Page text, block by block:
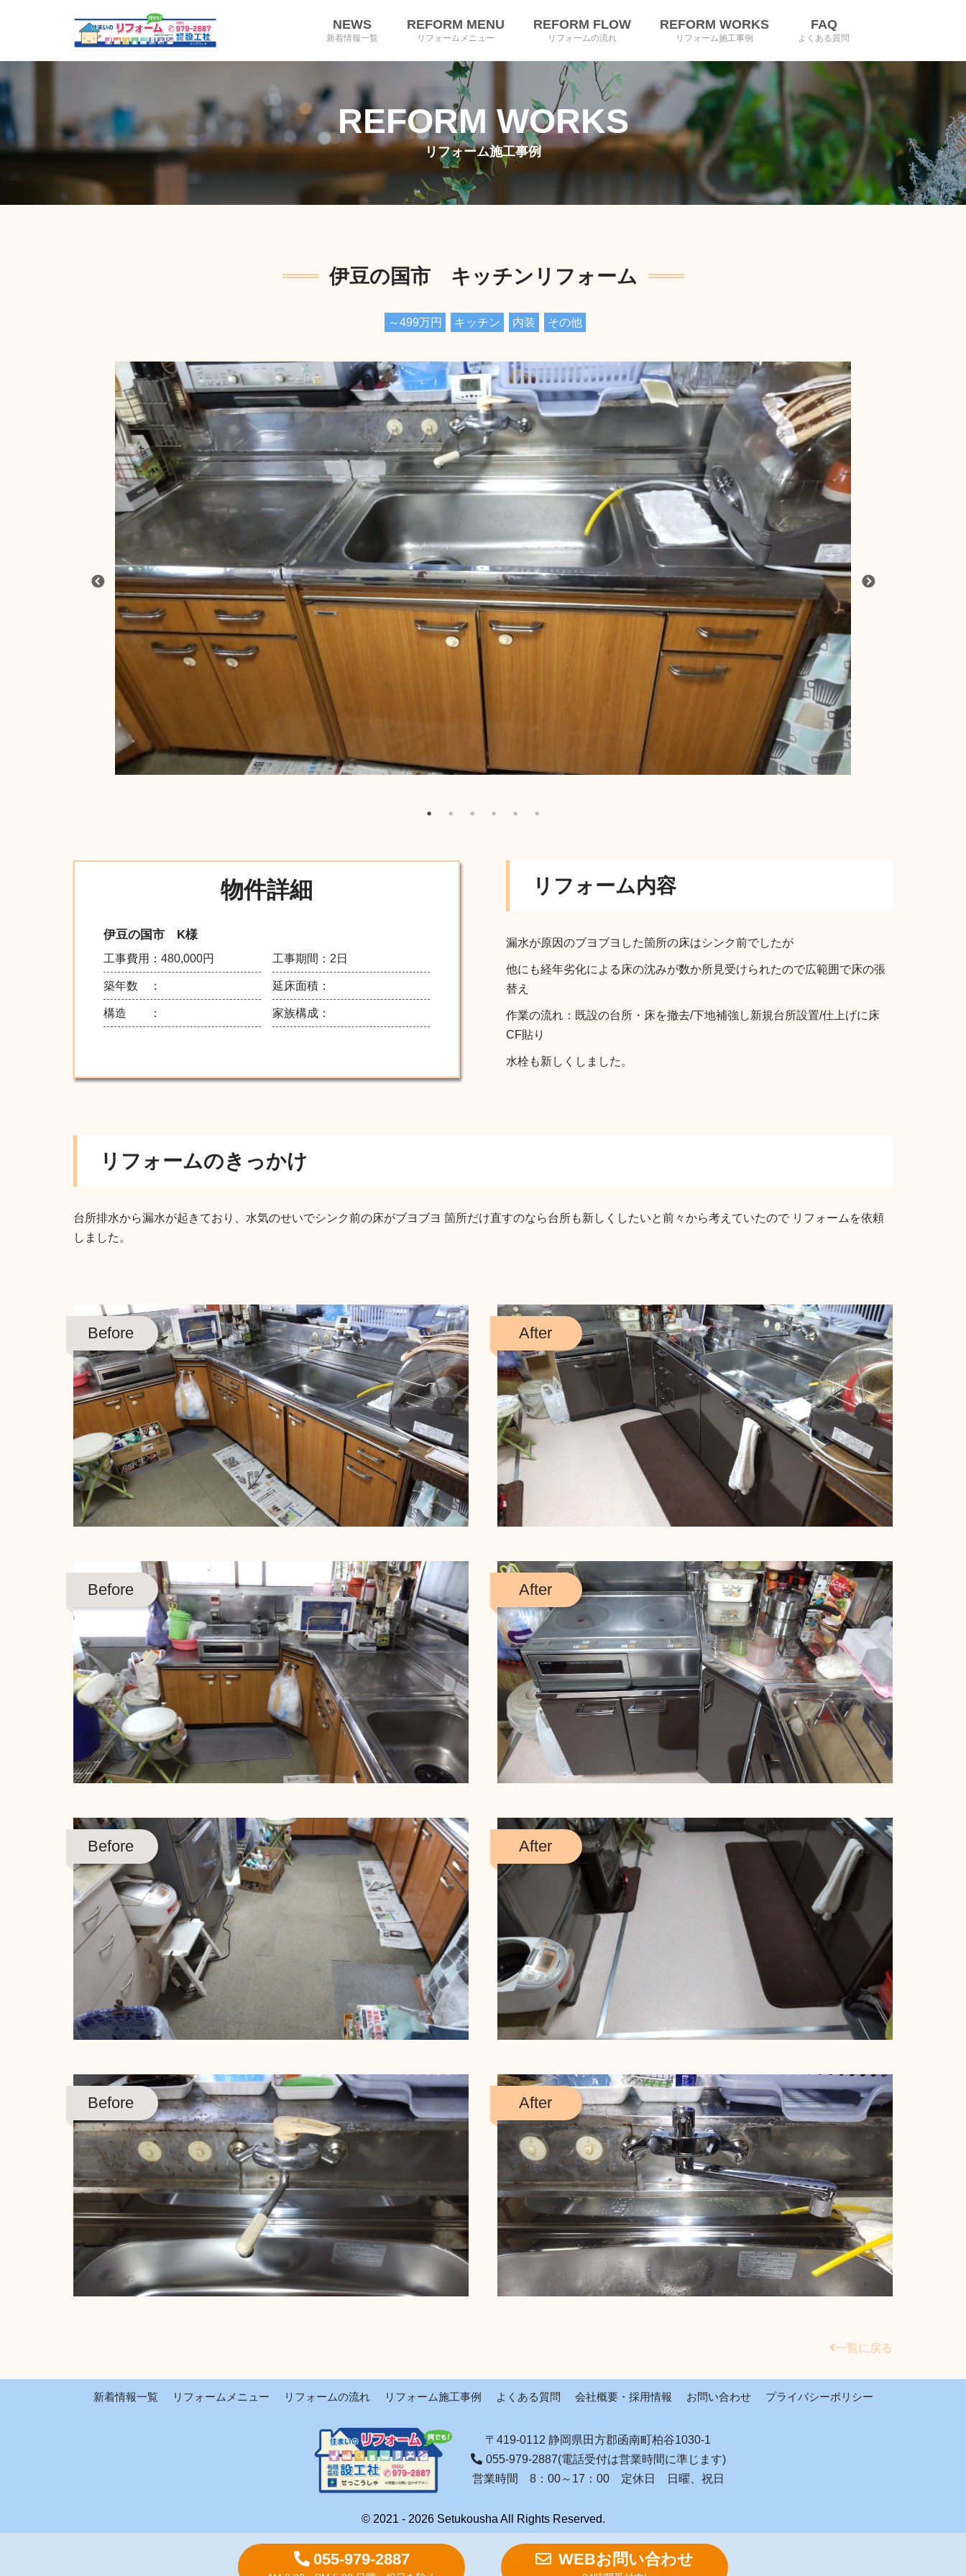
ン
NEWS
新着情報一覧
REFORM MENU
リフォームメニュー
REFORM FLOW
リフォームの流れ
REFORM WORKS
リフォーム施工事例
FAQ
よくある質問
REFORM WORKS
リフォーム施工事例
伊豆の国市 キッチンリフォーム
～499万円 キッチン 内装 その他
物件詳細
伊豆の国市 K様
工事費用： 480,000円
築年数 ：
構造 ：
工事期間：2日
延床面積：
家族構成：
リフォーム内容
漏水が原因のブヨブヨした箇所の床はシンク前でしたが
他にも経年劣化による床の沈みが数か所見受けられたので広範囲で床の張
替え
作業の流れ：既設の台所・床を撤去/下地補強し新規台所設置/仕上げに床
CF貼り
水栓も新しくしました。
リフォームのきっかけ
台所排水から漏水が起きており、水気のせいでシンク前の床がブヨブヨ 箇所だけ直すのなら台所も新しくしたいと前々から考えていたので リフォームを依頼
しました。
一覧に戻る
新着情報一覧 リフォームメニュー リフォームの流れ リフォーム施工事例 よくある質問 会社概要・採用情報 お問い合わせ プライバシーポリシー
〒419-0112 静岡県田方郡函南町柏谷1030-1
055-979-2887(電話受付は営業時間に準じます)
営業時間 8：00～17：00 定休日 日曜、祝日
© 2021 - 2026 Setukousha All Rights Reserved.
055-979-2887 WEBお問い合わせ